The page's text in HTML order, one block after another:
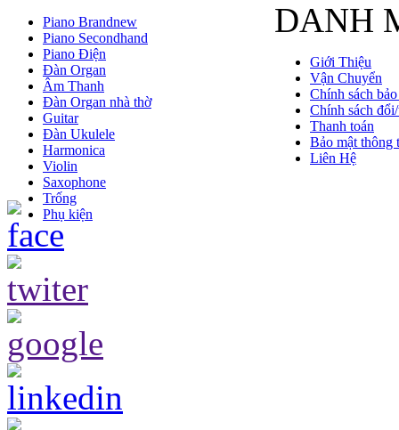
DANH
Piano Brandnew
Piano Secondhand
Piano Điện
Đàn Organ
Âm Thanh
Đàn Organ nhà thờ
Guitar
Đàn Ukulele
Harmonica
Violin
Saxophone
Trống
Phụ kiện
Giới Thiệu
Vận Chuyển
Chính sách
Chính sách
Thanh toán
Bảo mật thông
Liên Hệ